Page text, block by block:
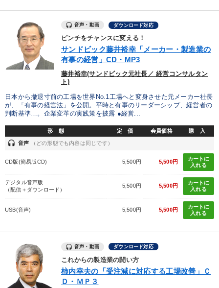
全国経営者セミナー収録〈売れ筋・人気〉音声＆動画20選
仕事のスキルと人間力を高める知恵を身につける
【3月】音声・映像
「利上げ時代の最新・銀行対策」＋「不動産市況予測」＋「市場
予測と株式投資」最新刊
経済・景気・相場予測
改善・生産性向上 147回春季大会
目的別
社員研修を行いたい 財務・数字力の向上
パフォーマンス向上
発想力を磨きたい 新事業・新商品づくり
音声・動画 ダウンロード対応
ピンチをチャンスに変える！
サンドビック藤井裕幸「メーカー・製造業の
有事の経営」CD・MP3
藤井裕幸(サンドビック元社長／ 経営コンサルタン
ト)
日本から撤退寸前の工場を世界No.1工場へと変身させた元メーカー社長
が、「有事の経営法」を公開。平時と有事のリーダーシップ、経営者の
判断基準…。企業変革の実践策を披露 ●経営...
形 態 定 価 会員価格 購 入
headset 音声 （どの形態でも内容は同じです）
CD版(簡易版CD) 5,500円 5,500円
カートに
入れる
デジタル音声版
（配信＋ダウンロード）
5,500円 5,500円
カートに
入れる
USB(音声) 5,500円 5,500円
カートに
入れる
音声・動画 ダウンロード対応
これからの製造業の闘い方
柿内幸夫の「受注減に対応する工場改善」Ｃ
Ｄ・ＭＰ３